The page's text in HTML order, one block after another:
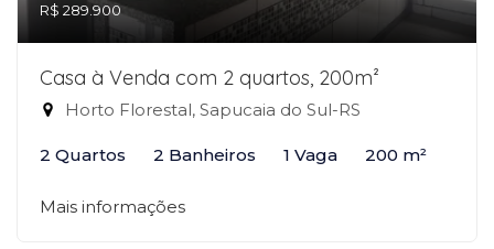
R$ 289.900
Casa à Venda com 2 quartos, 200m²
Horto Florestal, Sapucaia do Sul-RS
2 Quartos 2 Banheiros 1 Vaga 200 m²
Mais informações